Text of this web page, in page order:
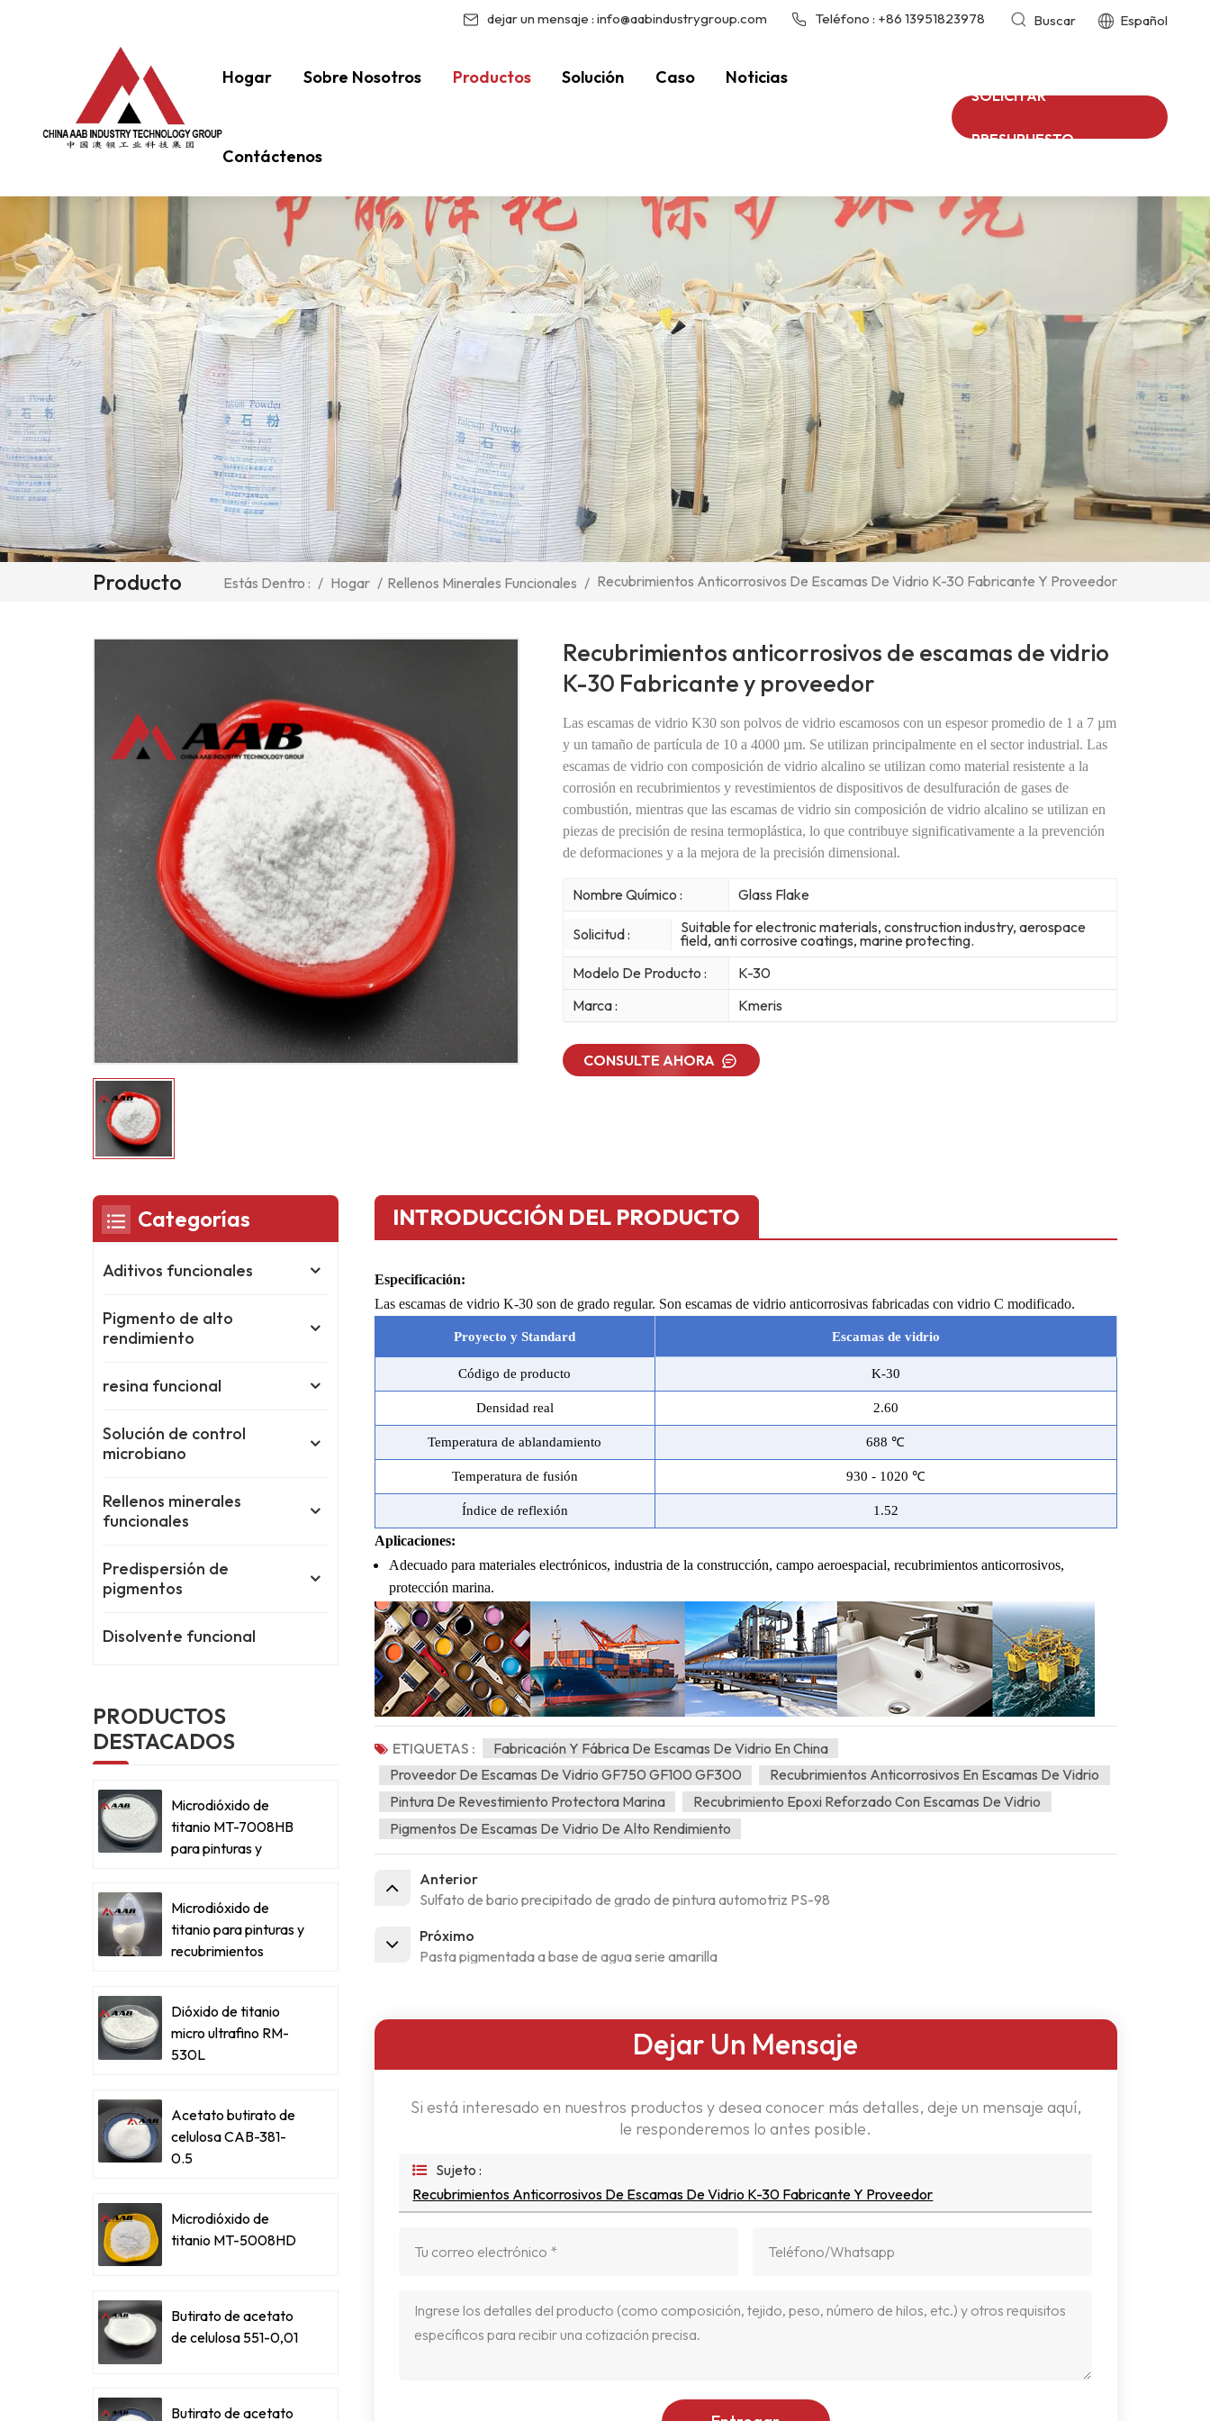
dejar un mensaje : info@aabindustrygroup.com Teléfono : +86 13951823978 Buscar Español
Hogar Sobre Nosotros Productos Solución Caso Noticias
Contáctenos
SOLICITAR
PRESUPUESTO
Producto Estás Dentro : / Hogar / Rellenos Minerales Funcionales / Recubrimientos Anticorrosivos De Escamas De Vidrio K-30 Fabricante Y Proveedor
Recubrimientos anticorrosivos de escamas de vidrio
K-30 Fabricante y proveedor
Las escamas de vidrio K30 son polvos de vidrio escamosos con un espesor promedio de 1 a 7 µm
y un tamaño de partícula de 10 a 4000 µm. Se utilizan principalmente en el sector industrial. Las
escamas de vidrio con composición de vidrio alcalino se utilizan como material resistente a la
corrosión en recubrimientos y revestimientos de dispositivos de desulfuración de gases de
combustión, mientras que las escamas de vidrio sin composición de vidrio alcalino se utilizan en
piezas de precisión de resina termoplástica, lo que contribuye significativamente a la prevención
de deformaciones y a la mejora de la precisión dimensional.
Nombre Químico : Glass Flake
Solicitud : Suitable for electronic materials, construction industry, aerospace
field, anti corrosive coatings, marine protecting.
Modelo De Producto :
K-30
Marca :
Kmeris
CONSULTE AHORA
INTRODUCCIÓN DEL PRODUCTO
Especificación:
Las escamas de vidrio K-30 son de grado regular. Son escamas de vidrio anticorrosivas fabricadas con vidrio C modificado.
Proyecto y Standard Escamas de vidrio
Código de producto K-30
Densidad real 2.60
Temperatura de ablandamiento 688 ℃
Temperatura de fusión 930 - 1020 ℃
Índice de reflexión 1.52
Aplicaciones:
Adecuado para materiales electrónicos, industria de la construcción, campo aeroespacial, recubrimientos anticorrosivos,
protección marina.
ETIQUETAS :
Fabricación Y Fábrica De Escamas De Vidrio En China
Proveedor De Escamas De Vidrio GF750 GF100 GF300
Recubrimientos Anticorrosivos En Escamas De Vidrio
Pintura De Revestimiento Protectora Marina
Recubrimiento Epoxi Reforzado Con Escamas De Vidrio
Pigmentos De Escamas De Vidrio De Alto Rendimiento
Anterior
Sulfato de bario precipitado de grado de pintura automotriz PS-98
Próximo
Pasta pigmentada a base de agua serie amarilla
Dejar Un Mensaje
Si está interesado en nuestros productos y desea conocer más detalles, deje un mensaje aquí,
le responderemos lo antes posible.
Sujeto :
Recubrimientos Anticorrosivos De Escamas De Vidrio K-30 Fabricante Y Proveedor
Categorías
Aditivos funcionales
Pigmento de alto
rendimiento
resina funcional
Solución de control
microbiano
Rellenos minerales
funcionales
Predispersión de
pigmentos
Disolvente funcional
PRODUCTOS
DESTACADOS
Microdióxido de
titanio MT-7008HB
para pinturas y
Microdióxido de
titanio para pinturas y
recubrimientos
Dióxido de titanio
micro ultrafino RM-
530L
Acetato butirato de
celulosa CAB-381-
0.5
Microdióxido de
titanio MT-5008HD
Butirato de acetato
de celulosa 551-0,01
Butirato de acetato